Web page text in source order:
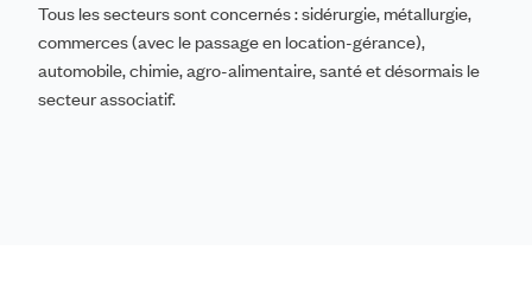
Tous les secteurs sont concernés : sidérurgie, métallurgie,
commerces (avec le passage en location-gérance),
automobile, chimie, agro-alimentaire, santé et désormais le
secteur associatif.